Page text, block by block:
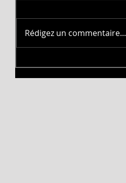
Rédigez un commentaire...